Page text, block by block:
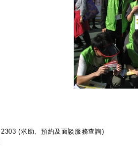
2303(求助、預約及面談服務查詢)